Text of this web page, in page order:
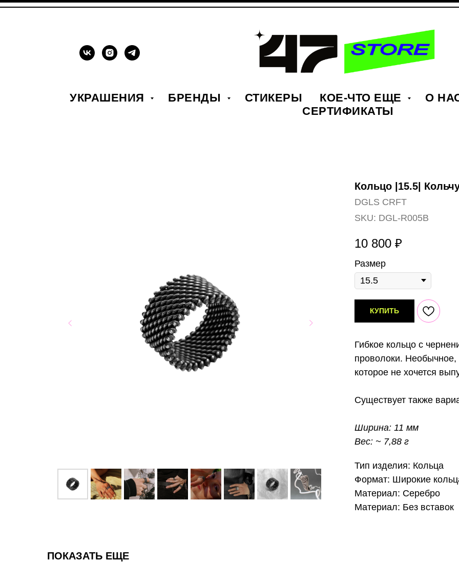
УКРАШЕНИЯ БРЕНДЫ СТИКЕРЫ КОЕ-ЧТО ЕЩЕ
О
СЕРТИФИКАТЫ
Кольцо |15.5|
DGLS CRFT
SKU: DGL-R005B
10 800 ₽
Размер
КУПИТЬ
Гибкое кольцо с
проволоки. Необычное,
которое не хочется
Существует также
Ширина: 11 мм
Вес: ~ 7,88 г
Тип изделия: Кольца
Формат: Широкие
Материал: Серебро
Материал: Без вставок
ПОКАЗАТЬ ЕЩЕ